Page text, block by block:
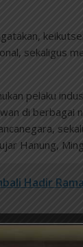
sekaligus
pelaku
di berbagai
Hanung,
Hadir
di Indonesia